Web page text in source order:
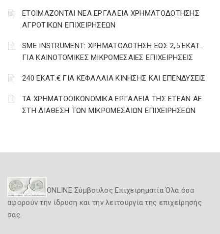
ΕΤΟΙΜΑΖΟΝΤΑΙ ΝΕΑ ΕΡΓΑΛΕΙΑ ΧΡΗΜΑΤΟΔΟΤΗΣΗΣ
ΑΓΡΟΤΙΚΩΝ ΕΠΙΧΕΙΡΗΣΕΩΝ
SME INSTRUMENT: ΧΡΗΜΑΤΟΔΟΤΗΣΗ ΕΩΣ 2,5 ΕΚΑΤ.
ΓΙΑ ΚΑΙΝΟΤΟΜΙΚΕΣ ΜΙΚΡΟΜΕΣΑΙΕΣ ΕΠΙΧΕΙΡΗΣΕΙΣ
240 ΕΚΑΤ.€ ΓΙΑ ΚΕΦΑΛΑΙΑ ΚΙΝΗΣΗΣ ΚΑΙ ΕΠΕΝΔΥΣΕΙΣ
ΤΑ ΧΡΗΜΑΤΟΟΙΚΟΝΟΜΙΚΑ ΕΡΓΑΛΕΙΑ ΤΗΣ ΕΤΕΑΝ ΑΕ
ΣΤΗ ΔΙΑΘΕΣΗ ΤΩΝ ΜΙΚΡΟΜΕΣΑΙΩΝ ΕΠΙΧΕΙΡΗΣΕΩΝ
ONLINE Σύμβουλος Επιχειρηματία Όλα όσα
αφορούν την ίδρυση και την λειτουργία της επιχείρησής
σας.